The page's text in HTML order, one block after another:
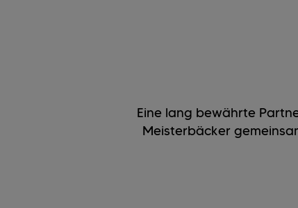
Eine lang bewährte
Meisterbäcker